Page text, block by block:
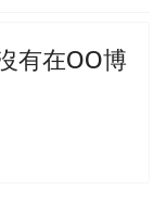
有在OO博